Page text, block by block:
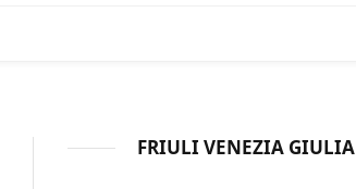
FRIULI VENEZIA GIULIA